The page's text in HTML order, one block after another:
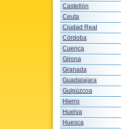
Castellón
Ceuta
Ciudad Real
Córdoba
Cuenca
Girona
Granada
Guadalajara
Guipúzcoa
Hierro
Huelva
Huesca